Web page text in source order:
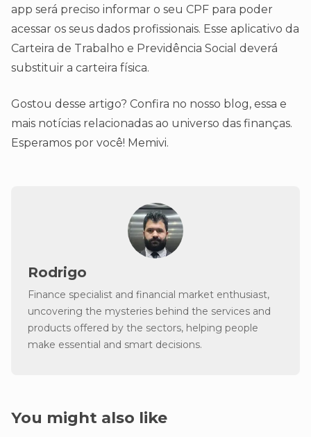
app será preciso informar o seu CPF para poder
acessar os seus dados profissionais. Esse aplicativo da
Carteira de Trabalho e Previdência Social deverá
substituir a carteira física.
Gostou desse artigo? Confira no nosso blog, essa e
mais notícias relacionadas ao universo das finanças.
Esperamos por você! Memivi.
Rodrigo
Finance specialist and financial market enthusiast,
uncovering the mysteries behind the services and
products offered by the sectors, helping people
make essential and smart decisions.
You might also like